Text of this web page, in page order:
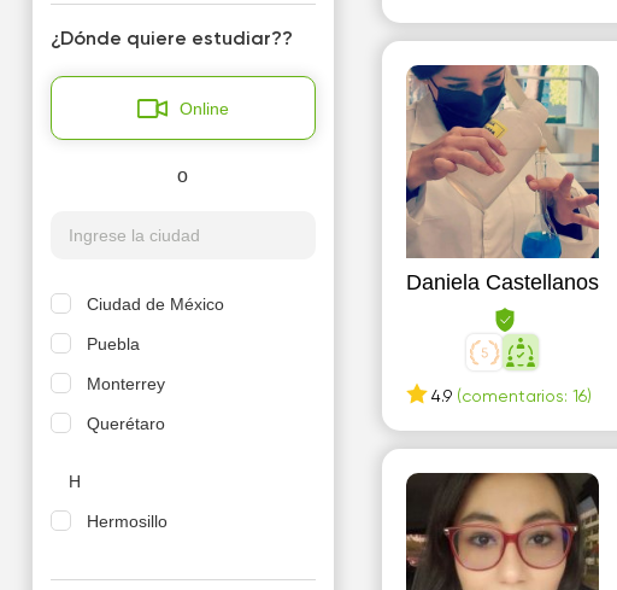
Daniela Castellanos
4.9 (comentarios: 16)
Nivel B1-B2
Para adultos
¿Dónde quiere estudiar??
Online
o
Ciudad de México
Puebla
Monterrey
Querétaro
H
Hermosillo
M